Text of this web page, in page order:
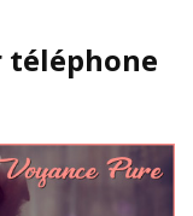
téléphone